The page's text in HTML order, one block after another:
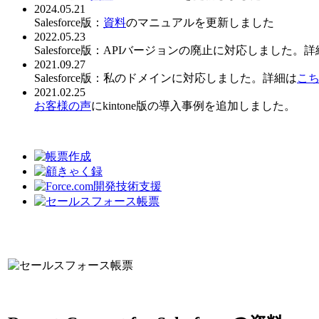
2024.05.21
Salesforce版： 資料のマニュアルを更新しました
2022.05.23
Salesforce版：APIバージョンの廃止に対応しました。詳
2021.09.27
Salesforce版：私のドメインに対応しました。詳細はこ
2021.02.25
お客様の声にkintone版の導入事例を追加しました。